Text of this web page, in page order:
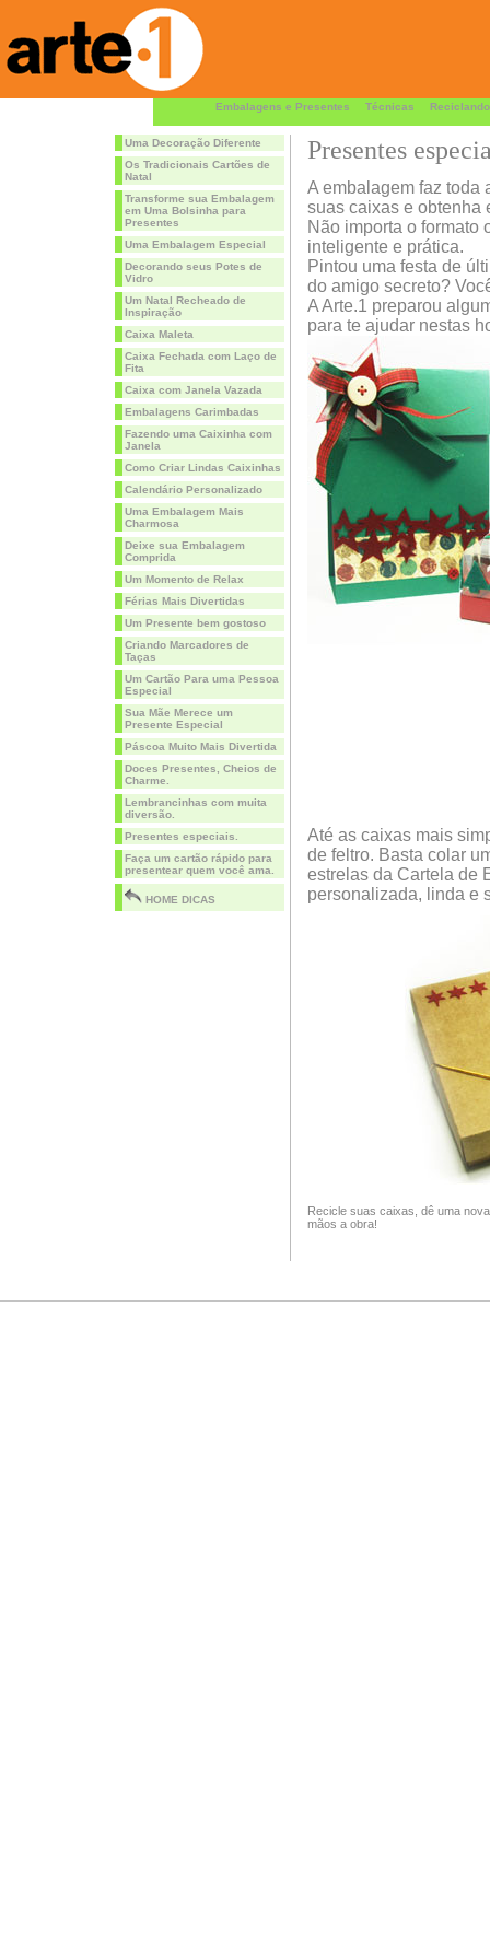
Embalagens e Presentes Técnicas Reciclando
Uma Decoração Diferente
Os Tradicionais Cartões de
Natal
Transforme sua Embalagem
em Uma Bolsinha para
Presentes
Uma Embalagem Especial
Decorando seus Potes de
Vidro
Um Natal Recheado de
Inspiração
Caixa Maleta
Caixa Fechada com Laço de
Fita
Caixa com Janela Vazada
Embalagens Carimbadas
Fazendo uma Caixinha com
Janela
Como Criar Lindas Caixinhas
Calendário Personalizado
Uma Embalagem Mais
Charmosa
Deixe sua Embalagem
Comprida
Um Momento de Relax
Férias Mais Divertidas
Um Presente bem gostoso
Criando Marcadores de
Taças
Um Cartão Para uma Pessoa
Especial
Sua Mãe Merece um
Presente Especial
Páscoa Muito Mais Divertida
Doces Presentes, Cheios de
Charme.
Lembrancinhas com muita
diversão.
Presentes especiais.
Faça um cartão rápido para
presentear quem você ama.
HOME DICAS
Presentes
A embalagem faz toda
suas caixas e obtenha
Não importa o formato
inteligente e prática.
Pintou uma festa de
do amigo secreto?
A Arte.1 preparou
para te ajudar nestas
Até as caixas mais
de feltro. Basta colar
estrelas da Cartela de
personalizada, linda e
Recicle suas caixas, dê uma
mãos a obra!